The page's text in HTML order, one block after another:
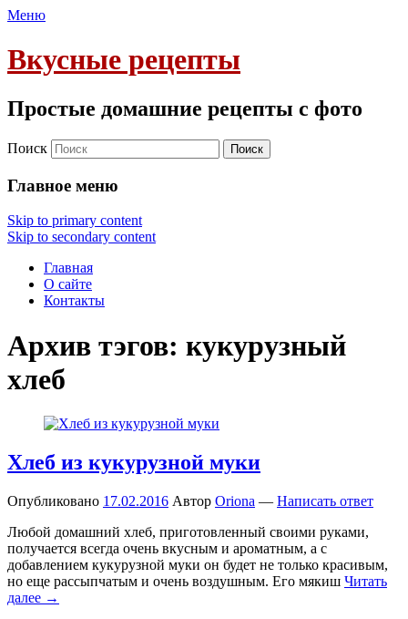
Меню
Вкусные рецепты
Простые домашние рецепты с фото
Поиск
Главное меню
Skip to primary content
Skip to secondary content
Главная
О сайте
Контакты
Архив тэгов: кукурузный
хлеб
Хлеб из кукурузной муки
Опубликовано 17.02.2016 Автор Oriona — Написать ответ
Любой домашний хлеб, приготовленный своими руками,
получается всегда очень вкусным и ароматным, а с
добавлением кукурузной муки он будет не только красивым,
но еще рассыпчатым и очень воздушным. Его мякиш Читать
далее →